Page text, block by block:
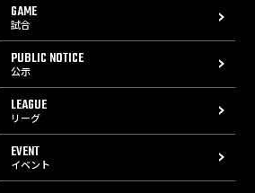
GAME
試合
PUBLIC NOTICE
公示
LEAGUE
リーグ
EVENT
イベント